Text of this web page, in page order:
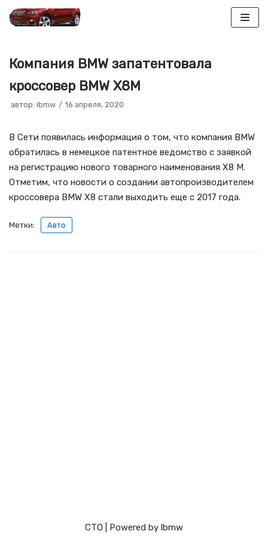
содержимому
Компания BMW запатентовала
кроссовер BMW X8M
автор: lbmw 16 апреля, 2020
В Сети появилась информация о том, что компания BMW
обратилась в немецкое патентное ведомство с заявкой
на регистрацию нового товарного наименования Х8 М.
Отметим, что новости о создании автопроизводителем
кроссовера BMW X8 стали выходить еще с 2017 года.
Метки: Авто
СТО | Powered by lbmw